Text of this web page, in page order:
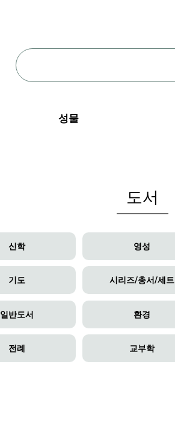
성물
도서
신학 영성
기도 시리즈/총서/세트
일반도서 환경
전례 교부학